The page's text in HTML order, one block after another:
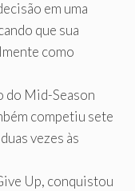
em uma
que sua
como
do Mid-Season
competiu sete
vezes às
Up, conquistou